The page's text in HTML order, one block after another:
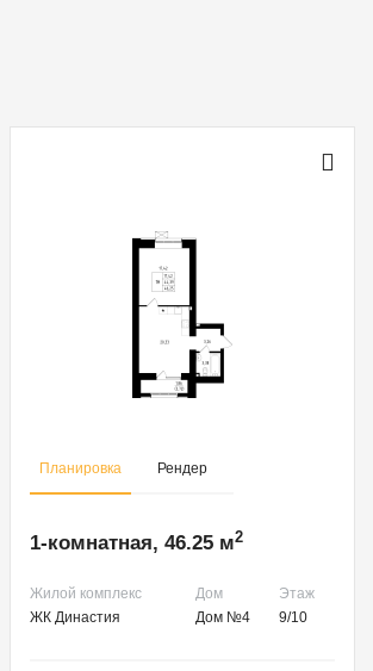
Планировка Рендер
1-комнатная, 46.25 м2
Жилой комплекс Дом
Этаж
ЖК Династия
Дом №4 9/10